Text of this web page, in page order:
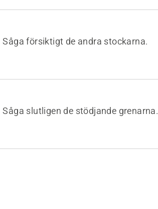
Såga försiktigt de andra stockarna.
Såga slutligen de stödjande grenarna.